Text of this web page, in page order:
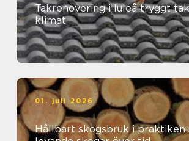
Takrenovering i luleå tryggt tak för tufft
klimat
01. juli 2026
Hållbart skogsbruk i praktiken så skapas